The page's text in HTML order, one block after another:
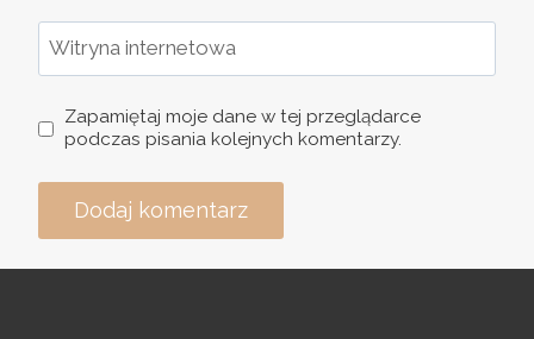
Witryna internetowa
Zapamiętaj moje dane w tej przeglądarce
podczas pisania kolejnych komentarzy.